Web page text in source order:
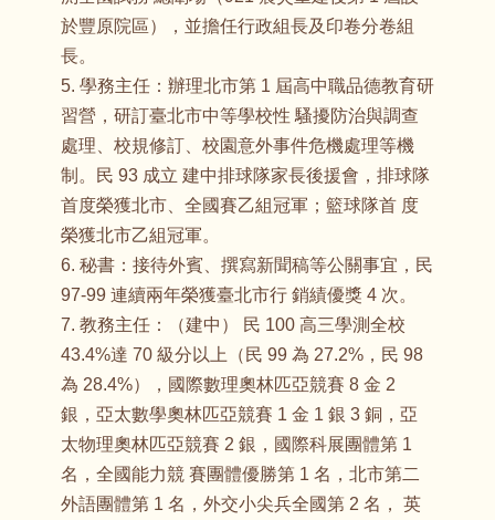
於豐原院區），並擔任行政組長及印卷分卷組
長。
5. 學務主任：辦理北市第 1 屆高中職品德教育研
習營，研訂臺北市中等學校性 騷擾防治與調查
處理、校規修訂、校園意外事件危機處理等機
制。民 93 成立 建中排球隊家長後援會，排球隊
首度榮獲北市、全國賽乙組冠軍；籃球隊首 度
榮獲北市乙組冠軍。
6. 秘書：接待外賓、撰寫新聞稿等公關事宜，民
97-99 連續兩年榮獲臺北市行 銷績優獎 4 次。
7. 教務主任：（建中） 民 100 高三學測全校
43.4%達 70 級分以上（民 99 為 27.2%，民 98
為 28.4%），國際數理奧林匹亞競賽 8 金 2
銀，亞太數學奧林匹亞競賽 1 金 1 銀 3 銅，亞
太物理奧林匹亞競賽 2 銀，國際科展團體第 1
名，全國能力競 賽團體優勝第 1 名，北市第二
外語團體第 1 名，外交小尖兵全國第 2 名， 英